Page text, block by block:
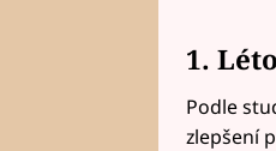
1.
Podle
zlepšení